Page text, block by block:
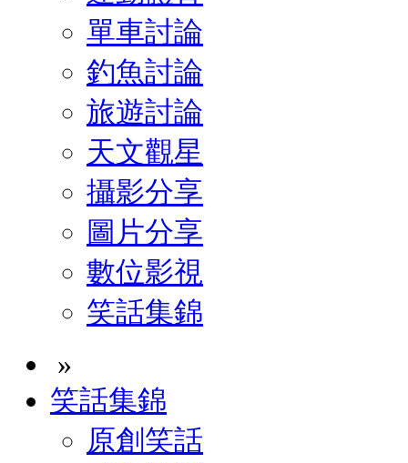
單車討論
釣魚討論
旅遊討論
天文觀星
攝影分享
圖片分享
數位影視
笑話集錦
»
笑話集錦
原創笑話